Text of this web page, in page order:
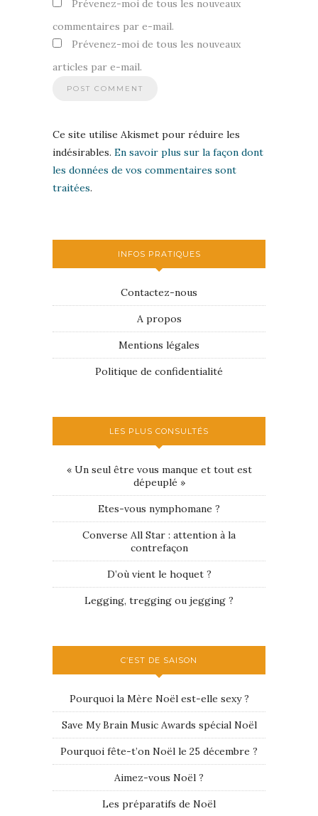
Prévenez-moi de tous les nouveaux
commentaires par e-mail.
Prévenez-moi de tous les nouveaux
articles par e-mail.
Ce site utilise Akismet pour réduire les
indésirables. En savoir plus sur la façon dont
les données de vos commentaires sont
traitées.
INFOS PRATIQUES
Contactez-nous
A propos
Mentions légales
Politique de confidentialité
LES PLUS CONSULTÉS
« Un seul être vous manque et tout est
dépeuplé »
Etes-vous nymphomane ?
Converse All Star : attention à la
contrefaçon
D’où vient le hoquet ?
Legging, tregging ou jegging ?
C’EST DE SAISON
Pourquoi la Mère Noël est-elle sexy ?
Save My Brain Music Awards spécial Noël
Pourquoi fête-t’on Noël le 25 décembre ?
Aimez-vous Noël ?
Les préparatifs de Noël